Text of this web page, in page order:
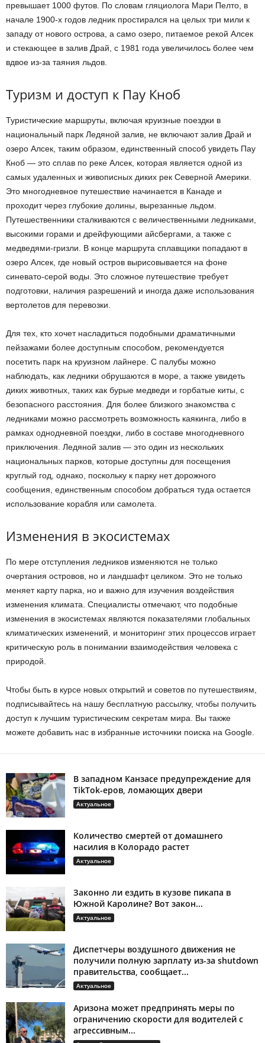
превышает 1000 футов. По словам гляциолога Мари Пелто, в
начале 1900-х годов ледник простирался на целых три мили к
западу от нового острова, а само озеро, питаемое рекой Алсек
и стекающее в залив Драй, с 1981 года увеличилось более чем
вдвое из-за таяния льдов.
Туризм и доступ к Пау Кноб
Туристические маршруты, включая круизные поездки в
национальный парк Ледяной залив, не включают залив Драй и
озеро Алсек, таким образом, единственный способ увидеть Пау
Кноб — это сплав по реке Алсек, которая является одной из
самых удаленных и живописных диких рек Северной Америки.
Это многодневное путешествие начинается в Канаде и
проходит через глубокие долины, вырезанные льдом.
Путешественники сталкиваются с величественными ледниками,
высокими горами и дрейфующими айсбергами, а также с
медведями-гризли. В конце маршрута сплавщики попадают в
озеро Алсек, где новый остров вырисовывается на фоне
синевато-серой воды. Это сложное путешествие требует
подготовки, наличия разрешений и иногда даже использования
вертолетов для перевозки.
Для тех, кто хочет насладиться подобными драматичными
пейзажами более доступным способом, рекомендуется
посетить парк на круизном лайнере. С палубы можно
наблюдать, как ледники обрушаются в море, а также увидеть
диких животных, таких как бурые медведи и горбатые киты, с
безопасного расстояния. Для более близкого знакомства с
ледниками можно рассмотреть возможность каякинга, либо в
рамках однодневной поездки, либо в составе многодневного
приключения. Ледяной залив — это один из нескольких
национальных парков, которые доступны для посещения
круглый год, однако, поскольку к парку нет дорожного
сообщения, единственным способом добраться туда остается
использование корабля или самолета.
Изменения в экосистемах
По мере отступления ледников изменяются не только
очертания островов, но и ландшафт целиком. Это не только
меняет карту парка, но и важно для изучения воздействия
изменения климата. Специалисты отмечают, что подобные
изменения в экосистемах являются показателями глобальных
климатических изменений, и мониторинг этих процессов играет
критическую роль в понимании взаимодействия человека с
природой.
Чтобы быть в курсе новых открытий и советов по путешествиям,
подписывайтесь на нашу бесплатную рассылку, чтобы получить
доступ к лучшим туристическим секретам мира. Вы также
можете добавить нас в избранные источники поиска на Google.
В западном Канзасе предупреждение для
TikTok-еров, ломающих двери
Актуальное
Количество смертей от домашнего
насилия в Колорадо растет
Актуальное
Законно ли ездить в кузове пикапа в
Южной Каролине? Вот закон...
Актуальное
Диспетчеры воздушного движения не
получили полную зарплату из-за shutdown
правительства, сообщает...
Актуальное
Аризона может предпринять меры по
ограничению скорости для водителей с
агрессивным...